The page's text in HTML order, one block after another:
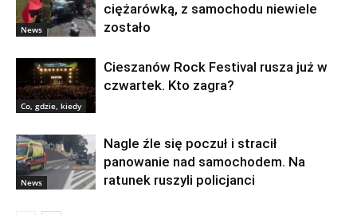
News
ciężarówką, z samochodu niewiele
zostało
Co, gdzie, kiedy
Cieszanów Rock Festival rusza już w
czwartek. Kto zagra?
News
Nagle źle się poczuł i stracił
panowanie nad samochodem. Na
ratunek ruszyli policjanci